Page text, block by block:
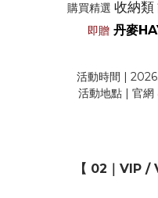
購買精選 收納類
即贈 丹麥
活動時間 |
活動地點 |
【 02｜VIP /